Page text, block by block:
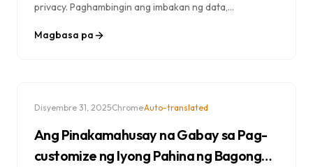
privacy. Paghambingin ang imbakan ng data,
opsyon na pinaka-nakakasunod sa privacy para sa
Magbasa pa
Disyembre 31, 2025·Chrome·Auto-translated
Ang Pinakamahusay na Gabay sa Pag-
customize ng Iyong Pahina ng Bagong